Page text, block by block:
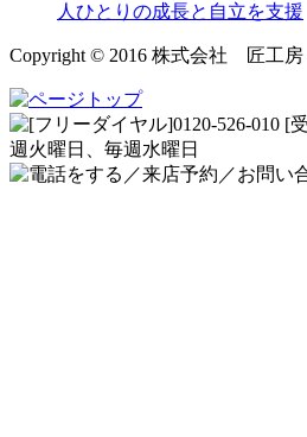
人ひとりの成長と自立を支援
Copyright © 2016 株式会社 匠工房